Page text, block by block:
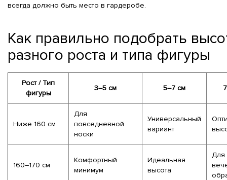
всегда должно быть место в гардеробе.
Как правильно подобрать
разного роста и типа фигуры
Рост / Тип
фигуры
3–5 см 5–7 см
Ниже 160 см
Для
повседневной
носки
Универсальный
вариант
160–170 см
Комфортный
минимум
Идеальная
высота
Для